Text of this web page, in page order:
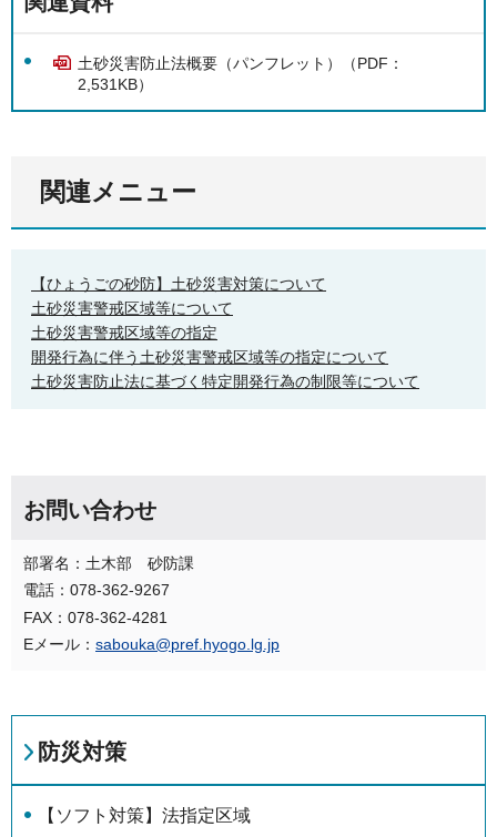
土砂災害防止法概要（パンフレット）（PDF：
2,531KB）
関連メニュー
【ひょうごの砂防】土砂災害対策について
土砂災害警戒区域等について
土砂災害警戒区域等の指定
開発行為に伴う土砂災害警戒区域等の指定について
土砂災害防止法に基づく特定開発行為の制限等について
お問い合わせ
部署名：土木部 砂防課
電話：078-362-9267
FAX：078-362-4281
Eメール： sabouka@pref.hyogo.lg.jp
防災対策
【ソフト対策】法指定区域